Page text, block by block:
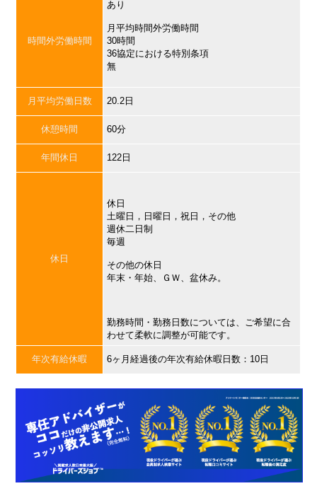
時間外労働時間
あり
月平均時間外労働時間
30時間
36協定における特別条項
無
月平均労働日数 20.2日
休憩時間 60分
年間休日 122日
休日
休日
土曜日，日曜日，祝日，その他
週休二日制
毎週
その他の休日
年末・年始、ＧＷ、盆休み。
勤務時間・勤務日数については、ご希望に合
わせて柔軟に調整が可能です。
年次有給休暇 6ヶ月経過後の年次有給休暇日数：10日